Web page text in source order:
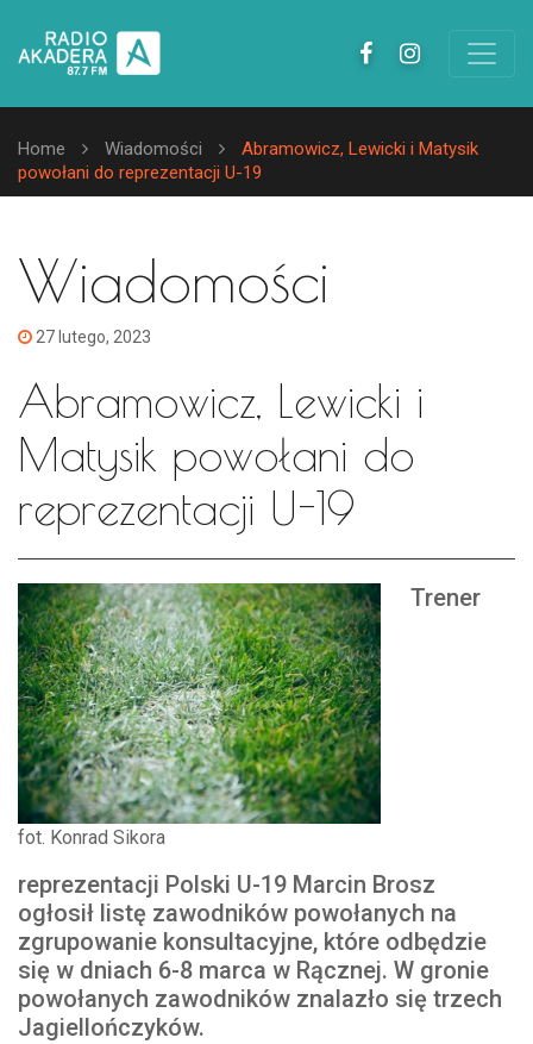
Home Wiadomości
Abramowicz, Lewicki i Matysik
powołani do reprezentacji U-19
Wiadomości
27 lutego, 2023
Abramowicz, Lewicki i
Matysik powołani do
reprezentacji U-19
fot. Konrad Sikora
Trener
reprezentacji Polski U-19 Marcin Brosz
ogłosił listę zawodników powołanych na
zgrupowanie konsultacyjne, które odbędzie
się w dniach 6-8 marca w Rącznej. W gronie
powołanych zawodników znalazło się trzech
Jagiellończyków.